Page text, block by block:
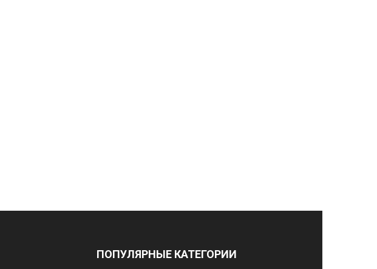
ПОПУЛЯРНЫЕ КАТЕГОРИИ